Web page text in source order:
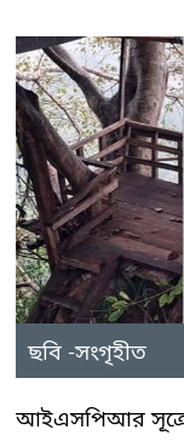
ছবি -সংগৃহীত
আইএসপিআর সূত্রে